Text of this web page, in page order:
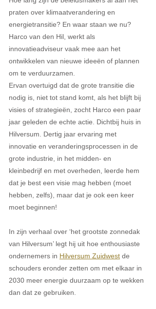
praten over klimaatverandering en
energietransitie? En waar staan we nu?
Harco van den Hil, werkt als
innovatieadviseur vaak mee aan het
ontwikkelen van nieuwe ideeën of plannen
om te verduurzamen.
Ervan overtuigd dat de grote transitie die
nodig is, niet tot stand komt, als het blijft bij
visies of strategieën, zocht Harco een paar
jaar geleden de echte actie. Dichtbij huis in
Hilversum. Dertig jaar ervaring met
innovatie en veranderingsprocessen in de
grote industrie, in het midden- en
kleinbedrijf en met overheden, leerde hem
dat je best een visie mag hebben (moet
hebben, zelfs), maar dat je ook een keer
moet beginnen!
In zijn verhaal over ‘het grootste zonnedak
van Hilversum’ legt hij uit hoe enthousiaste
ondernemers in Hilversum Zuidwest de
schouders eronder zetten om met elkaar in
2030 meer energie duurzaam op te wekken
dan dat ze gebruiken.